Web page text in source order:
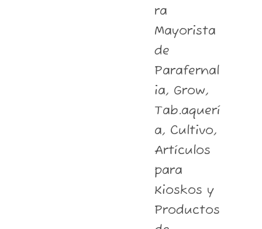
ra
Mayorista
de
Parafernal
ia, Grow,
Tab.aquerí
a, Cultivo,
Artículos
para
Kioskos y
Productos